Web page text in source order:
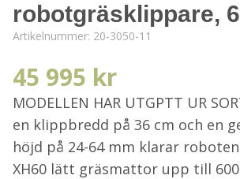
robotgräsklippare,
Artikelnummer: 20-3050-11
45 995 kr
MODELLEN HAR UTGPTT UR
en klippbredd på 36 cm och en
höjd på 24-64 mm klarar
XH60 lätt gräsmattor upp till